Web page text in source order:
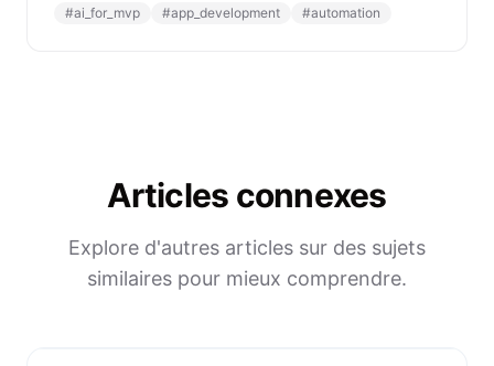
#ai_for_mvp #app_development #automation
Articles connexes
Explore d'autres articles sur des sujets
similaires pour mieux comprendre.